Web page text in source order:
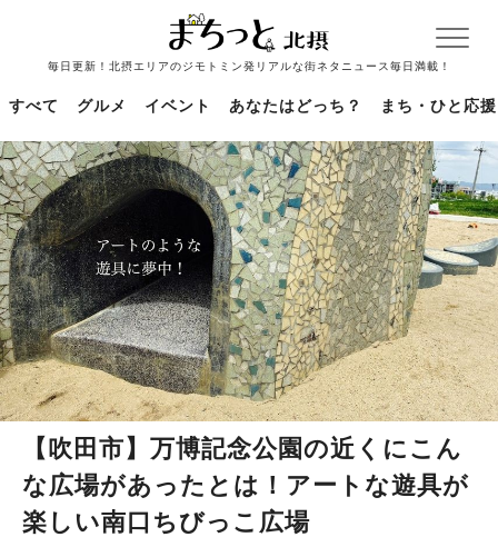
毎日更新！北摂エリアのジモトミン発リアルな街ネタニュース毎日満載！
すべて グルメ イベント あなたはどっち？ まち・ひと応援
【吹田市】万博記念公園の近くにこん
な広場があったとは！アートな遊具が
楽しい南口ちびっこ広場